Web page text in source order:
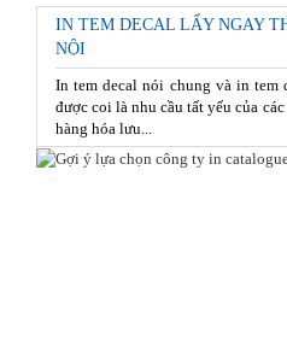
IN TEM DECAL LẤY NGAY
NỘI
In tem decal nói chung và in tem
được coi là nhu cầu tất yếu của
hàng hóa lưu...